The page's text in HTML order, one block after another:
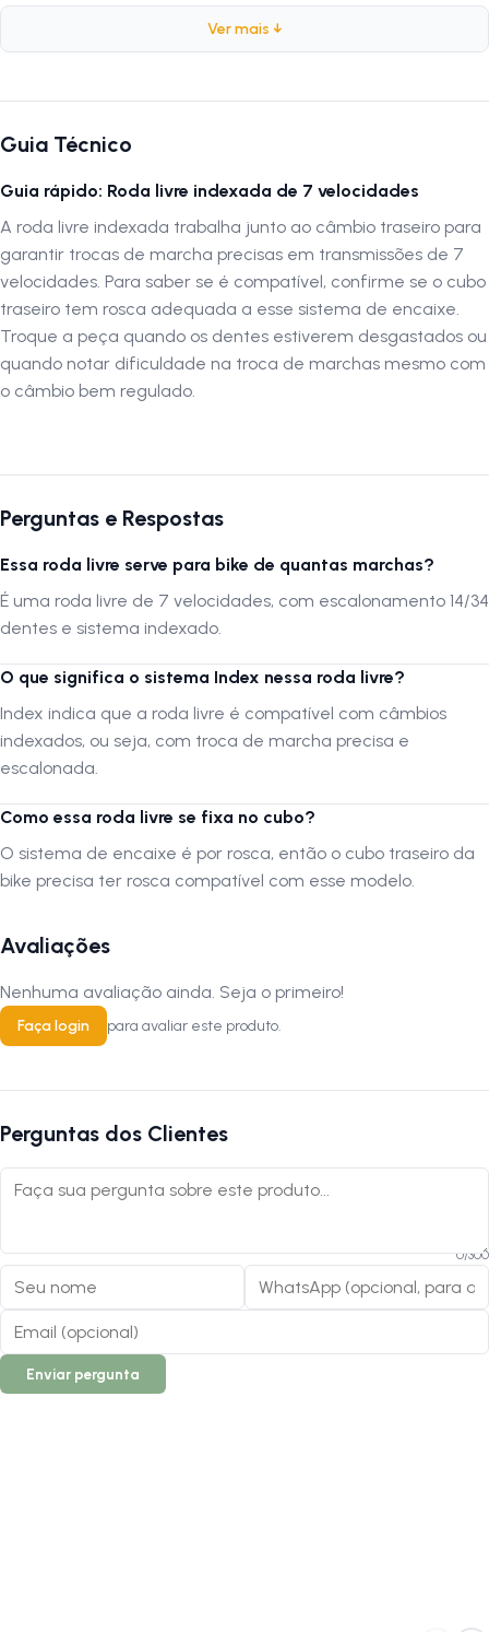
Peso:520 gramas
Por que escolher a Roda Livre Inviktus 14/34 Dentes
ARoda Livre 7 Velocidades Inviktus 14/34 Dentes Indexoferece
trocas suaves e precisas, garantindo durabilidade e confiabilidade em
bicicletas de 7 velocidades. Ideal para pedaladas urbanas, recreativas
ou diárias, combina desempenho e resistência com excelente
acabamento.
validar a montagem em uma oficina especializada.
ALOJA NA PISTAnão se responsabiliza por montagem inadequada
ou transporte incorreto. Verifique sempre a compatibilidade antes da
Siga-nos no Instagram:@lojanapista
Ver mais ↓
Guia Técnico
Guia rápido: Roda livre indexada de 7 velocidades
A roda livre indexada trabalha junto ao câmbio traseiro para
garantir trocas de marcha precisas em transmissões de 7
velocidades. Para saber se é compatível, confirme se o cubo
traseiro tem rosca adequada a esse sistema de encaixe.
Troque a peça quando os dentes estiverem desgastados ou
quando notar dificuldade na troca de marchas mesmo com
o câmbio bem regulado.
Perguntas e Respostas
Essa roda livre serve para bike de quantas marchas?
É uma roda livre de 7 velocidades, com escalonamento 14/34
dentes e sistema indexado.
O que significa o sistema Index nessa roda livre?
Index indica que a roda livre é compatível com câmbios
indexados, ou seja, com troca de marcha precisa e
escalonada.
Como essa roda livre se fixa no cubo?
O sistema de encaixe é por rosca, então o cubo traseiro da
bike precisa ter rosca compatível com esse modelo.
Avaliações
Nenhuma avaliação ainda. Seja o primeiro!
Faça login para avaliar este produto.
Perguntas dos Clientes
0/300
Enviar pergunta